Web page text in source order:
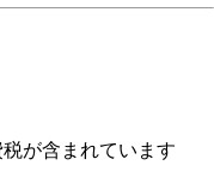
が含まれています